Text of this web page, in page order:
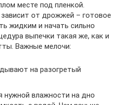
месте под пленкой.
от дрожжей – готовое
жидким и начать сильно
выпечки такая же, как и
Важные мелочи:
на разогретый
нужной влажности на дно